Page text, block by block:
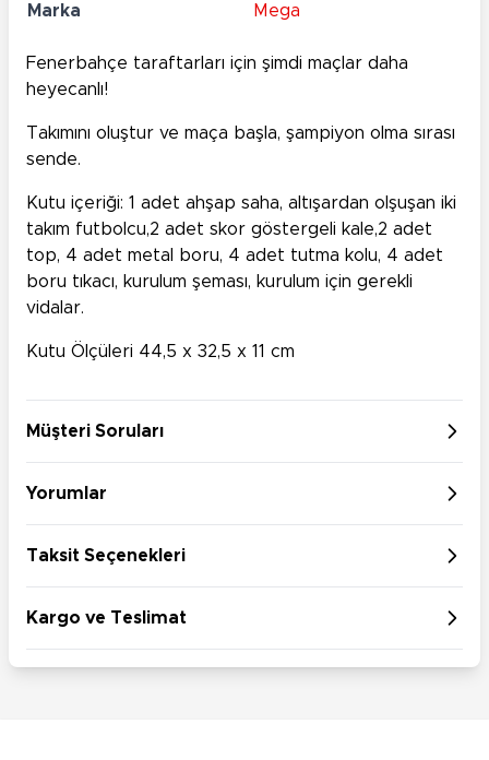
Marka Mega
Fenerbahçe taraftarları için şimdi maçlar daha
heyecanlı!
Takımını oluştur ve maça başla, şampiyon olma sırası
sende.
Kutu içeriği: 1 adet ahşap saha, altışardan olşuşan iki
takım futbolcu,2 adet skor göstergeli kale,2 adet
top, 4 adet metal boru, 4 adet tutma kolu, 4 adet
boru tıkacı, kurulum şeması, kurulum için gerekli
vidalar.
Kutu Ölçüleri 44,5 x 32,5 x 11 cm
Müşteri Soruları
Yorumlar
Taksit Seçenekleri
Kargo ve Teslimat